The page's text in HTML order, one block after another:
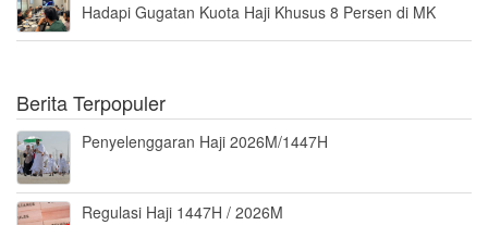
Hadapi Gugatan Kuota Haji Khusus 8 Persen di MK
Berita Terpopuler
Penyelenggaran Haji 2026M/1447H
Regulasi Haji 1447H / 2026M